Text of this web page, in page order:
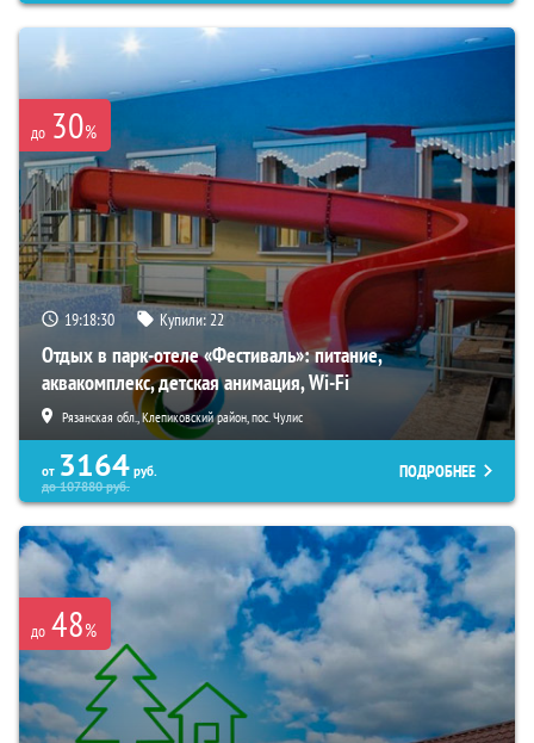
до 30%
19:18:28 Купили:22
Отдых в парк-отеле «Фестиваль»: питание,
аквакомплекс, детская анимация, Wi-Fi
Рязанская обл., Клепиковский район, пос. Чулис
от 3164 руб.
до107880руб.
ПОДРОБНЕЕ
до 48%